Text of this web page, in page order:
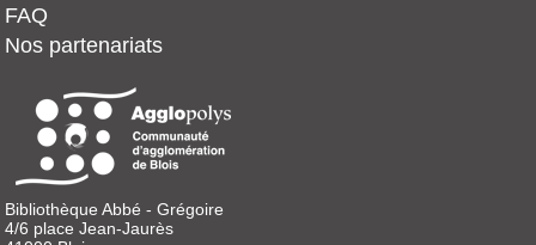
FAQ
Nos partenariats
Bibliothèque Abbé - Grégoire
4/6 place Jean-Jaurès